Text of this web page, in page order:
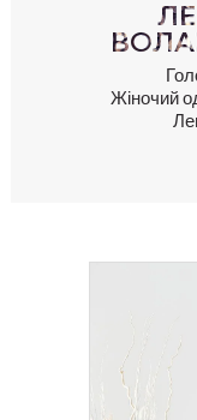
Жіночий
ПРО
БЛОГ